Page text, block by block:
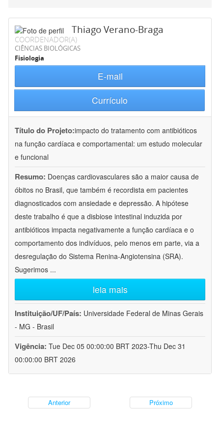
Thiago Verano-Braga
COORDENADOR(A)
CIÊNCIAS BIOLÓGICAS
Fisiologia
E-mail
Currículo
Título do Projeto:impacto do tratamento com antibióticos
na função cardíaca e comportamental: um estudo molecular
e funcional
Resumo: Doenças cardiovasculares são a maior causa de
óbitos no Brasil, que também é recordista em pacientes
diagnosticados com ansiedade e depressão. A hipótese
deste trabalho é que a disbiose intestinal induzida por
antibióticos impacta negativamente a função cardíaca e o
comportamento dos indivíduos, pelo menos em parte, via a
desregulação do Sistema Renina-Angiotensina (SRA).
Sugerimos ...
leia mais
Instituição/UF/País: Universidade Federal de Minas Gerais
- MG - Brasil
Vigência: Tue Dec 05 00:00:00 BRT 2023-Thu Dec 31
00:00:00 BRT 2026
Anterior Próximo